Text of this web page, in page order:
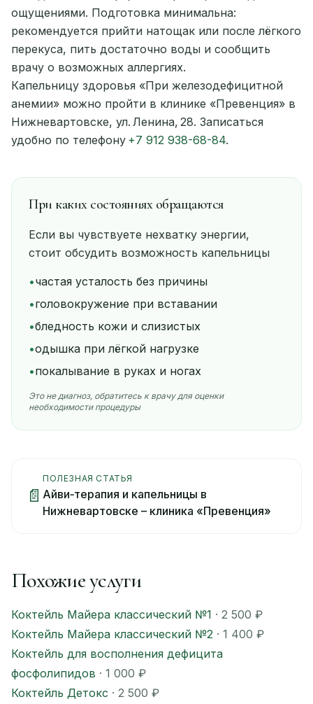
ощущениями. Подготовка минимальна:
рекомендуется прийти натощак или после лёгкого
перекуса, пить достаточно воды и сообщить
врачу о возможных аллергиях.
Капельницу здоровья «При железодефицитной
анемии» можно пройти в клинике «Превенция» в
Нижневартовске, ул. Ленина, 28. Записаться
удобно по телефону +7 912 938-68-84.
При каких состояниях обращаются
Если вы чувствуете нехватку энергии,
стоит обсудить возможность капельницы
•частая усталость без причины
•головокружение при вставании
•бледность кожи и слизистых
•одышка при лёгкой нагрузке
•покалывание в руках и ногах
Это не диагноз, обратитесь к врачу для оценки
необходимости процедуры
📄
ПОЛЕЗНАЯ СТАТЬЯ
Айви‑терапия и капельницы в
Нижневартовске – клиника «Превенция»
Похожие услуги
Коктейль Майера классический №1 · 2 500 ₽
Коктейль Майера классический №2 · 1 400 ₽
Коктейль для восполнения дефицита
фосфолипидов · 1 000 ₽
Коктейль Детокс · 2 500 ₽